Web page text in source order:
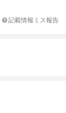
記載情報ミス報告